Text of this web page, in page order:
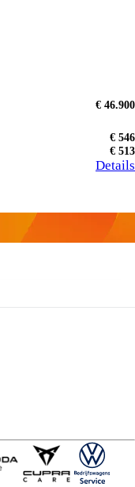
€ 46.900
€ 546
€ 513
Details